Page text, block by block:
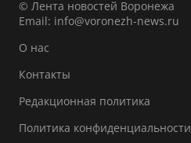
© Лента новостей Воронежа
Email: info@voronezh-news.ru
О нас
Контакты
Редакционная политика
Политика конфиденциальности